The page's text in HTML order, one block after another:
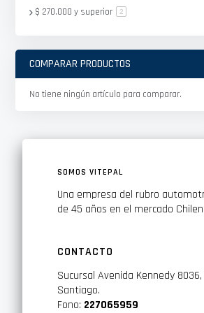
$ 270.000 y superior 2artículo
COMPARAR PRODUCTOS
No tiene ningún artículo para comparar.
SOMOS VITEPAL
Una empresa del rubro
de 45 años en el mercado
CONTACTO
Sucursal Avenida Kennedy
Santiago.
Fono: 227065959